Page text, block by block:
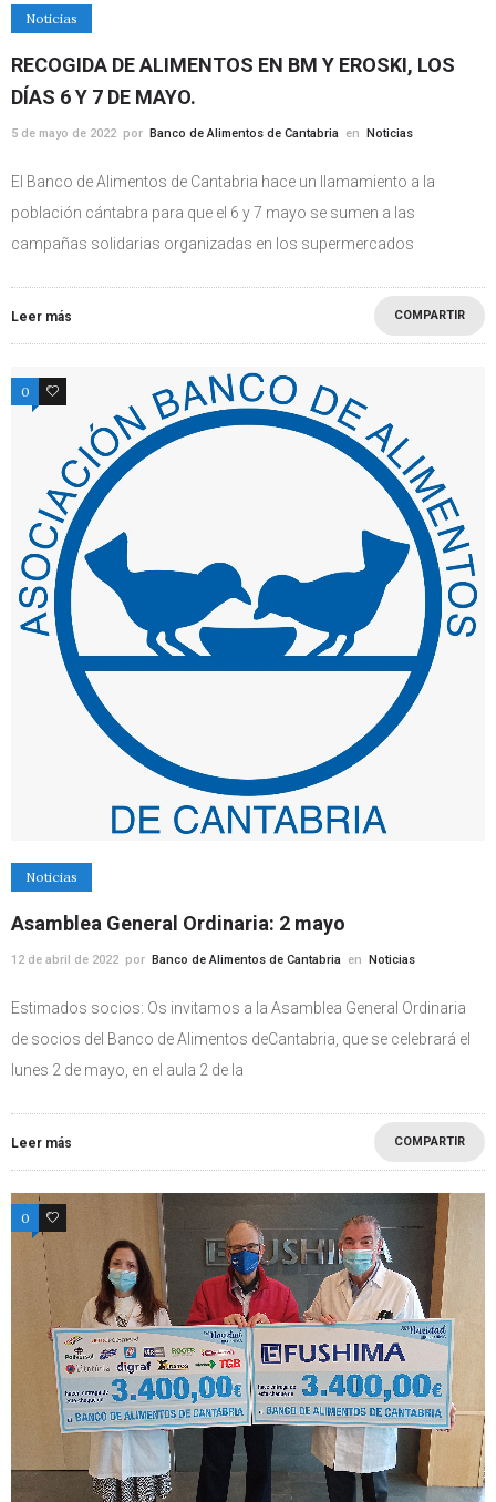
Noticias
RECOGIDA DE ALIMENTOS EN BM Y EROSKI, LOS
DÍAS 6 Y 7 DE MAYO.
5 de mayo de 2022 por Banco de Alimentos de Cantabria en Noticias
El Banco de Alimentos de Cantabria hace un llamamiento a la
población cántabra para que el 6 y 7 mayo se sumen a las
campañas solidarias organizadas en los supermercados
Leer más COMPARTIR
0 0
Noticias
Asamblea General Ordinaria: 2 mayo
12 de abril de 2022 por Banco de Alimentos de Cantabria en Noticias
Estimados socios: Os invitamos a la Asamblea General Ordinaria
de socios del Banco de Alimentos deCantabria, que se celebrará el
lunes 2 de mayo, en el aula 2 de la
Leer más COMPARTIR
0 0